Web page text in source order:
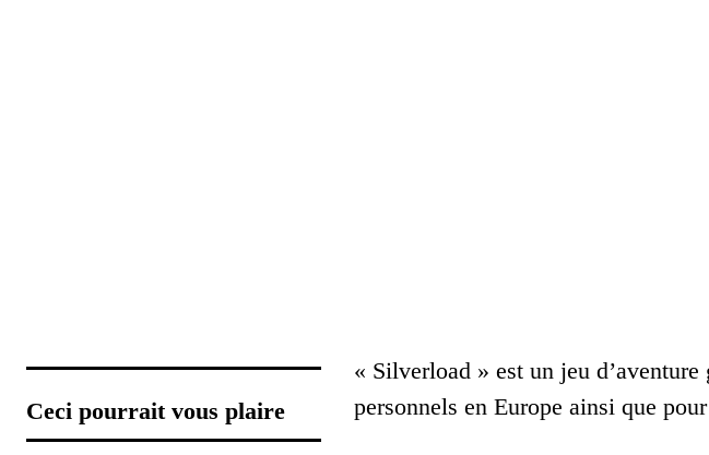
Ceci pourrait vous plaire
« Silverload » est un jeu
personnels en Europe ainsi que